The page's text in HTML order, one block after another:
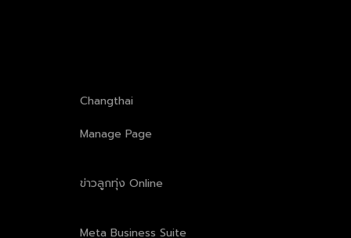
Changthai
Manage Page
ข่าวลูกทุ่ง Online
Meta Business Suite